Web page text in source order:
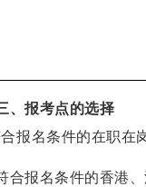
、报考点的选择
名条件的在职在岗
合报名条件的香港